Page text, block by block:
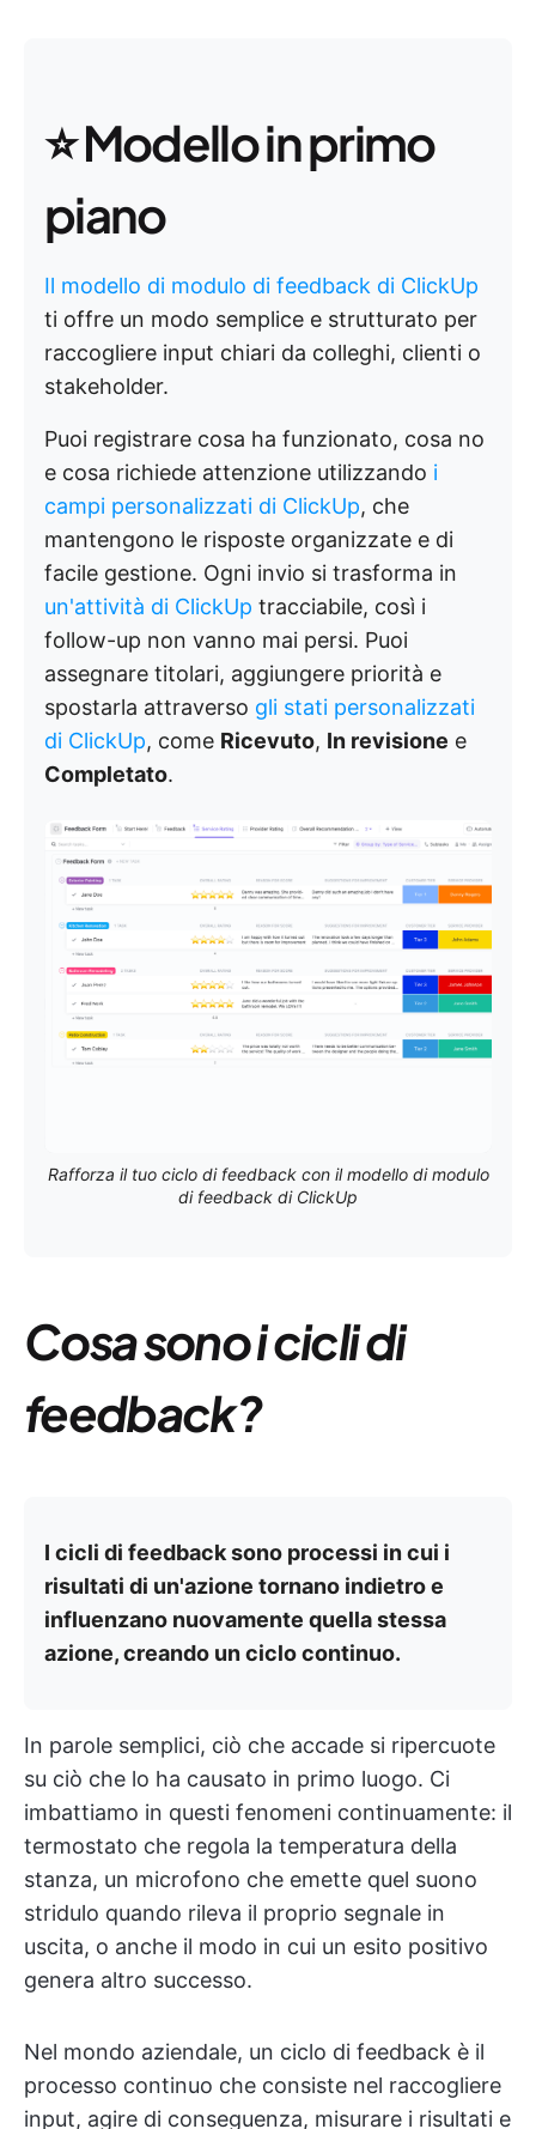
⭐️Modello in primo
piano
Il modello di modulo di feedback di ClickUp
ti offre un modo semplice e strutturato per
raccogliere input chiari da colleghi, clienti o
stakeholder.
Puoi registrare cosa ha funzionato, cosa no
e cosa richiede attenzione utilizzando i
campi personalizzati di ClickUp, che
mantengono le risposte organizzate e di
facile gestione. Ogni invio si trasforma in
un'attività di ClickUp tracciabile, così i
follow-up non vanno mai persi. Puoi
assegnare titolari, aggiungere priorità e
spostarla attraverso gli stati personalizzati
di ClickUp, come Ricevuto, In revisione e
Completato.
Rafforza il tuo ciclo di feedback con il modello di modulo
di feedback di ClickUp
Cosa sono i cicli di
feedback?
I cicli di feedback sono processi in cui i
risultati di un'azione tornano indietro e
influenzano nuovamente quella stessa
azione, creando un ciclo continuo.
In parole semplici, ciò che accade si ripercuote
su ciò che lo ha causato in primo luogo. Ci
imbattiamo in questi fenomeni continuamente: il
termostato che regola la temperatura della
stanza, un microfono che emette quel suono
stridulo quando rileva il proprio segnale in
uscita, o anche il modo in cui un esito positivo
genera altro successo.
Nel mondo aziendale, un ciclo di feedback è il
processo continuo che consiste nel raccogliere
input, agire di conseguenza, misurare i risultati e